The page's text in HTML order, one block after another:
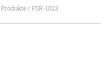
/ FSR-1023